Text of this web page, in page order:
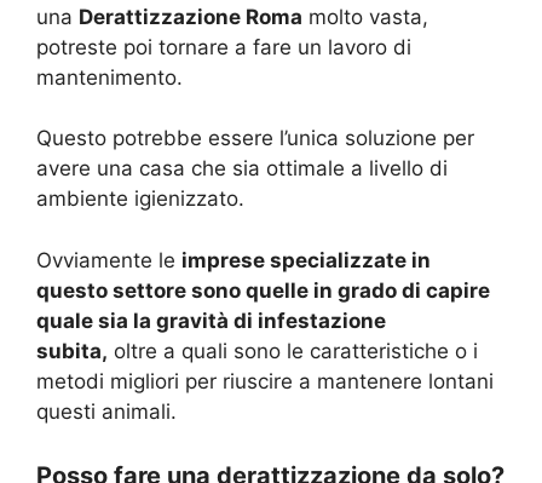
una Derattizzazione Roma molto vasta,
potreste poi tornare a fare un lavoro di
mantenimento.
Questo potrebbe essere l’unica soluzione per
avere una casa che sia ottimale a livello di
ambiente igienizzato.
Ovviamente le imprese specializzate in
questo settore sono quelle in grado di capire
quale sia la gravità di infestazione
subita, oltre a quali sono le caratteristiche o i
metodi migliori per riuscire a mantenere lontani
questi animali.
Posso fare una derattizzazione da solo?